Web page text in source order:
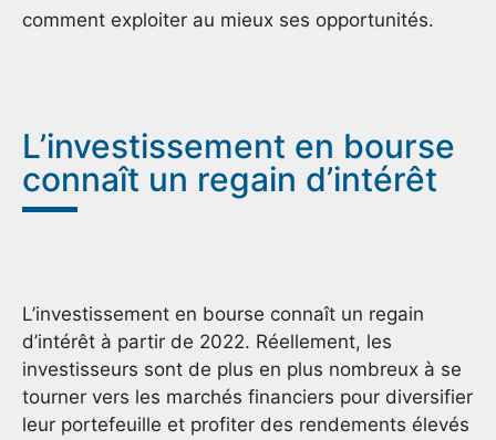
comment exploiter au mieux ses opportunités.
L’investissement en bourse
connaît un regain d’intérêt
L’investissement en bourse connaît un regain
d’intérêt à partir de 2022. Réellement, les
investisseurs sont de plus en plus nombreux à se
tourner vers les marchés financiers pour diversifier
leur portefeuille et profiter des rendements élevés